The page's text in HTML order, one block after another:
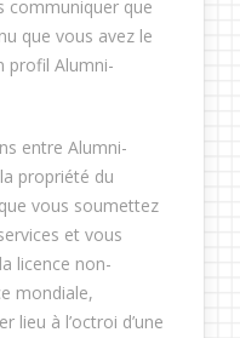
communiquer que
que vous avez le
profil Alumni-
entre Alumni-
propriété du
vous soumettez
et vous
licence non-
mondiale,
lieu à l’octroi d’une